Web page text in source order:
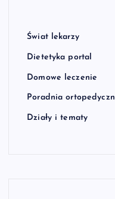
Świat lekarzy
Dietetyka portal
Domowe leczenie
Poradnia
Działy i tematy